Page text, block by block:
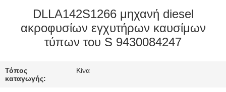
ΓΎΡΟΣ
ΕΡΓΟΣΤΑΣΊΩΝ
ΈΛΕΓΧΟΣ
DLLA142S1266 μηχανή diesel
ακροφυσίων εγχυτήρων καυσίμων
τύπων του S 9430084247
Τόπος
καταγωγής:
Κίνα